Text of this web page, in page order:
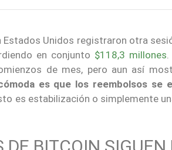
Estados Unidos registraron otra
en conjunto $118,3 millones
de mes, pero aun así
es que los reembolsos se
es estabilización o simplemente